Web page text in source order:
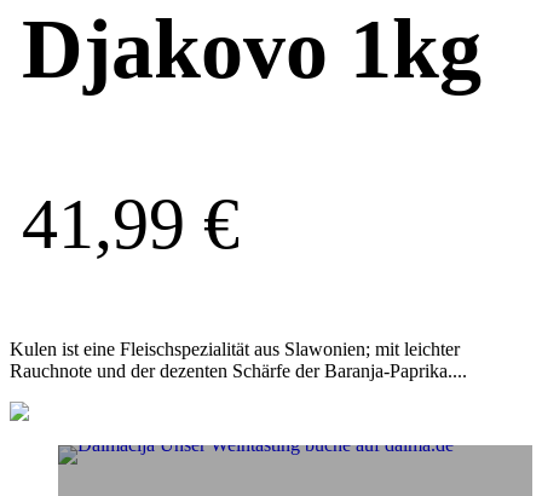
Djakovo 1kg
41,99 €
Kulen ist eine Fleischspezialität aus Slawonien; mit leichter
Rauchnote und der dezenten Schärfe der Baranja-Paprika....